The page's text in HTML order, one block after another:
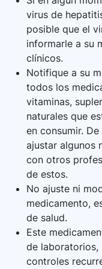
virus de
posible que el
informarle a su
clínicos.
Notifique a su
todos los
vitaminas,
naturales que
en consumir.
ajustar algunos
con otros
de estos.
No ajuste ni
medicamento,
de salud.
Este
de laboratorios,
controles